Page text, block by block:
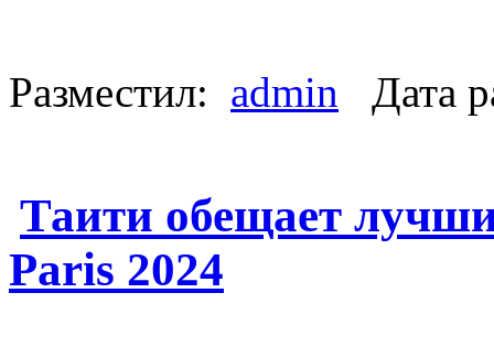
Разместил: admin Дата
Таити обещает
Paris 2024